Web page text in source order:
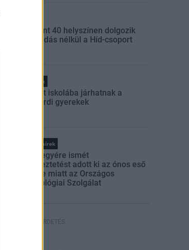
Több mint 40 helyszínen dolgozik
fennakadás nélkül a Híd-csoport
Helyi hírek
Felújított iskolába járhatnak a
szekszárdi gyerekek
Országos hírek
Több megyére ismét
figyelmeztetést adott ki az ónos eső
veszélye miatt az Országos
Meteorológiai Szolgálat
HIRDETÉS